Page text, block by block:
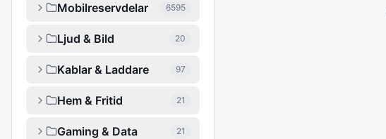
Mobilreservdelar 6595
Ljud & Bild 20
Kablar & Laddare 97
Hem & Fritid 21
Gaming & Data 21